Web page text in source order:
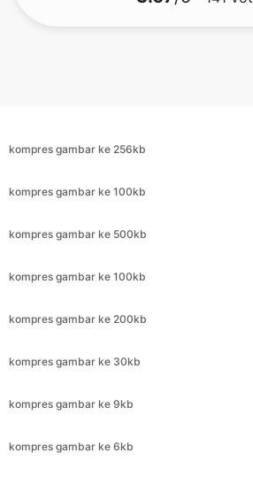
kompres gambar ke 500kb
kompres gambar ke 100kb
kompres gambar ke 200kb
kompres gambar ke 30kb
kompres gambar ke 9kb
kompres gambar ke 6kb
kompres gambar ke 3kb
kompres gambar ke 25kb